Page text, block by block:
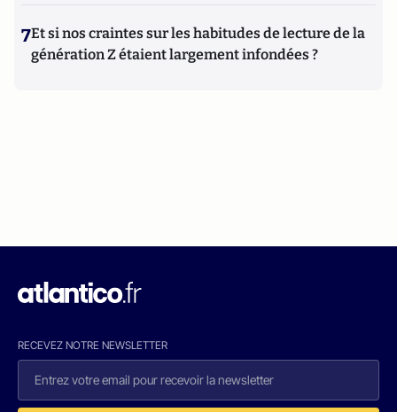
7Et si nos craintes sur les habitudes de lecture de la
génération Z étaient largement infondées ?
RECEVEZ NOTRE NEWSLETTER